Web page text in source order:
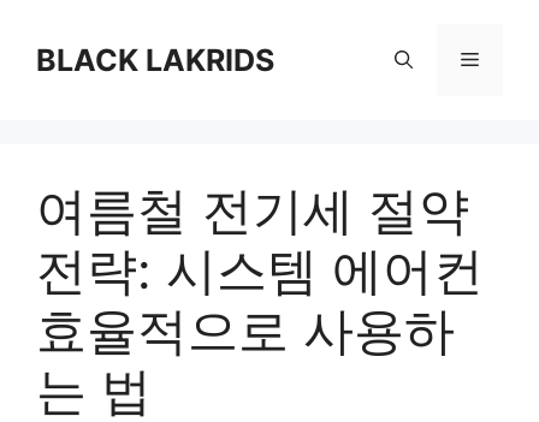
BLACK LAKRIDS 메
여름철 전기세 절약
전략: 시스템 에어컨
효율적으로 사용하
는 법